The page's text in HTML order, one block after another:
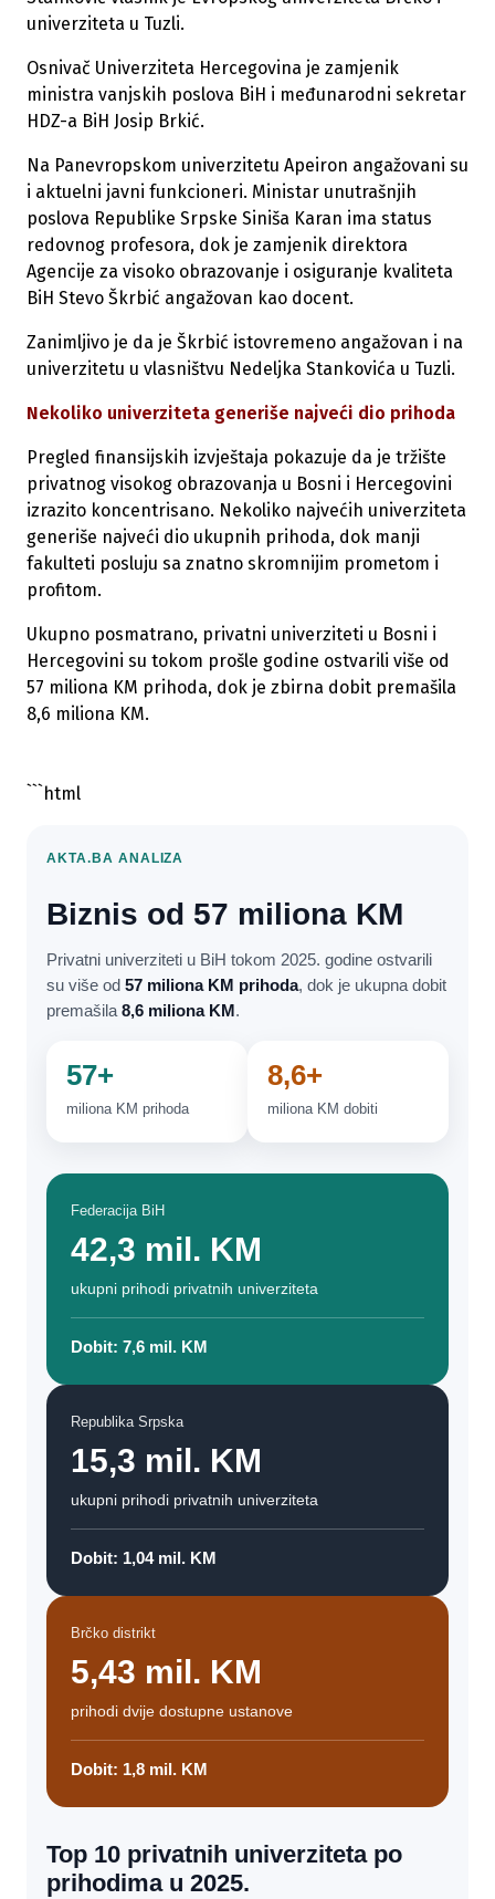
univerziteta u Tuzli.
Osnivač Univerziteta Hercegovina je zamjenik
ministra vanjskih poslova BiH i međunarodni sekretar
HDZ-a BiH Josip Brkić.
Na Panevropskom univerzitetu Apeiron angažovani su
i aktuelni javni funkcioneri. Ministar unutrašnjih
poslova Republike Srpske Siniša Karan ima status
redovnog profesora, dok je zamjenik direktora
Agencije za visoko obrazovanje i osiguranje kvaliteta
BiH Stevo Škrbić angažovan kao docent.
Zanimljivo je da je Škrbić istovremeno angažovan i na
univerzitetu u vlasništvu Nedeljka Stankovića u Tuzli.
Nekoliko univerziteta generiše najveći dio prihoda
Pregled finansijskih izvještaja pokazuje da je tržište
privatnog visokog obrazovanja u Bosni i Hercegovini
izrazito koncentrisano. Nekoliko najvećih univerziteta
generiše najveći dio ukupnih prihoda, dok manji
fakulteti posluju sa znatno skromnijim prometom i
profitom.
Ukupno posmatrano, privatni univerziteti u Bosni i
Hercegovini su tokom prošle godine ostvarili više od
57 miliona KM prihoda, dok je zbirna dobit premašila
8,6 miliona KM.
```html
AKTA.BA ANALIZA
Biznis od 57 miliona KM
Privatni univerziteti u BiH tokom 2025. godine ostvarili
su više od 57 miliona KM prihoda, dok je ukupna dobit
premašila 8,6 miliona KM.
57+
miliona KM prihoda
8,6+
miliona KM dobiti
Federacija BiH
42,3 mil. KM
ukupni prihodi privatnih univerziteta
Dobit: 7,6 mil. KM
Republika Srpska
15,3 mil. KM
ukupni prihodi privatnih univerziteta
Dobit: 1,04 mil. KM
Brčko distrikt
5,43 mil. KM
prihodi dvije dostupne ustanove
Dobit: 1,8 mil. KM
Top 10 privatnih univerziteta po
prihodima u 2025.